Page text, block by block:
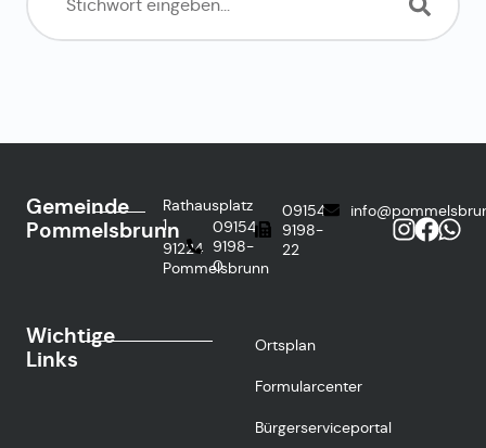
Gemeinde
Pommelsbrunn
Rathausplatz
1
91224
Pommelsbrunn
09154
9198-
0
09154
9198-
22
Wichtige
Links
Ortsplan
Formularcenter
Bürgerserviceportal